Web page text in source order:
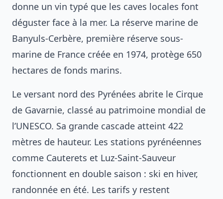
donne un vin typé que les caves locales font
déguster face à la mer. La réserve marine de
Banyuls-Cerbère, première réserve sous-
marine de France créée en 1974, protège 650
hectares de fonds marins.
Le versant nord des Pyrénées abrite le Cirque
de Gavarnie, classé au patrimoine mondial de
l’UNESCO. Sa grande cascade atteint 422
mètres de hauteur. Les stations pyrénéennes
comme Cauterets et Luz-Saint-Sauveur
fonctionnent en double saison : ski en hiver,
randonnée en été. Les tarifs y restent